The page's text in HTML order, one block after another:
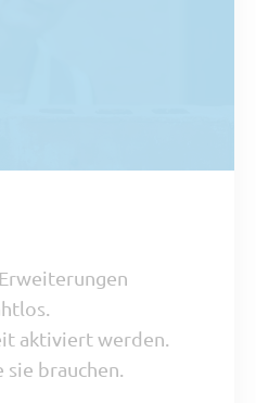
aktiviert werden.
sie brauchen.